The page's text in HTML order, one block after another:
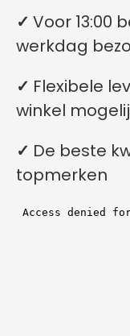
✓ Voor 13:00
werkdag
✓ Flexibele
winkel
✓ De beste
topmerken